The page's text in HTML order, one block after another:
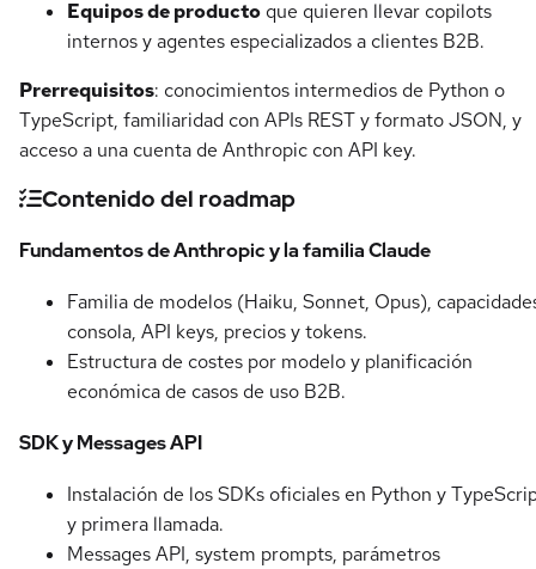
Equipos de producto que quieren llevar copilots
internos y agentes especializados a clientes B2B.
Prerrequisitos: conocimientos intermedios de Python o
TypeScript, familiaridad con APIs REST y formato JSON, y
acceso a una cuenta de Anthropic con API key.
Contenido del roadmap
Fundamentos de Anthropic y la familia Claude
Familia de modelos (Haiku, Sonnet, Opus),
consola, API keys, precios y tokens.
Estructura de costes por modelo y planificación
económica de casos de uso B2B.
SDK y Messages API
Instalación de los SDKs oficiales en Python y
y primera llamada.
Messages API, system prompts, parámetros